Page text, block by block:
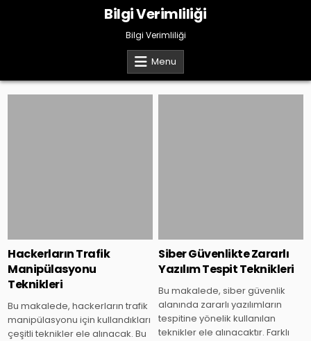
Bilgi Verimliliği
Bilgi Verimliliği
Menu
Hackerların Trafik
Manipülasyonu
Teknikleri
Bu makalede, hackerların trafik
manipülasyonu için kullandıkları
çeşitli teknikler ele alınacak. Bu
Siber Güvenlikte Zararlı
Yazılım Tespit Teknikleri
Bu makalede, siber güvenlik
alanında zararlı yazılımların
tespitine yönelik kullanılan
teknikler ele alınacaktır. Farklı